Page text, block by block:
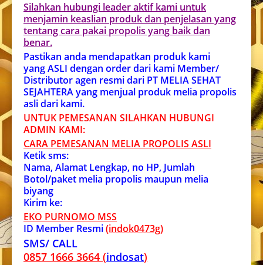
Silahkan hubungi leader aktif kami untuk
menjamin keaslian produk dan penjelasan yang
tentang cara pakai propolis yang baik dan
benar.
Pastikan anda mendapatkan produk kami
yang ASLI dengan order dari kami Member/
Distributor agen resmi dari PT MELIA SEHAT
SEJAHTERA yang menjual produk melia propolis
asli dari kami.
UNTUK PEMESANAN SILAHKAN HUBUNGI
ADMIN KAMI:
CARA PEMESANAN MELIA PROPOLIS ASLI
Ketik sms:
Nama, Alamat Lengkap, no HP, Jumlah
Botol/paket melia propolis maupun melia
biyang
Kirim ke:
EKO PURNOMO MSS
ID Member Resmi(indok0473g)
SMS/ CALL
0857 1666 3664 (indosat)